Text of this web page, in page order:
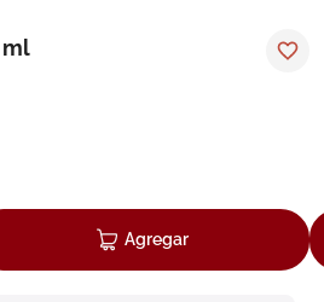
ml
Agregar